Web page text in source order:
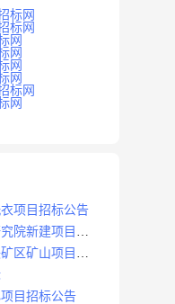
标网
标网
网
网
网
网
标网
网
项目招标公告
院新建项目招
区矿山项目招
目招标公告